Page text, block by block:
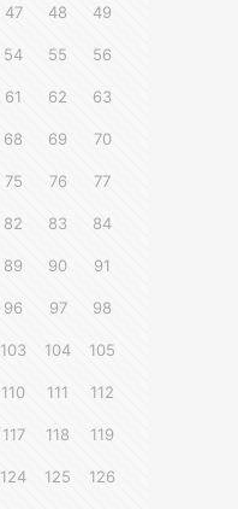
47 48 49
54 55 56
61 62 63
68 69 70
75 76 77
82 83 84
89 90 91
96 97 98
103 104 105
110 111 112
117 118 119
124 125 126